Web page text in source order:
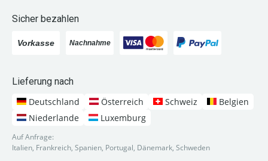
Sicher bezahlen
Lieferung nach
Deutschland
Österreich Schweiz
Belgien
Niederlande
Luxemburg
Auf Anfrage:
Italien, Frankreich, Spanien, Portugal, Dänemark, Schweden